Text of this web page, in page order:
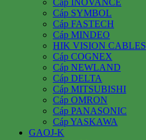
Cáp SYMBOL
Cáp FASTECH
Cáp MINDEO
HIK VISION CABLES
Cáp COGNEX
Cáp NEWLAND
Cáp DELTA
Cáp MITSUBISHI
Cáp OMRON
Cáp PANASONIC
Cáp YASKAWA
GAOJ-K